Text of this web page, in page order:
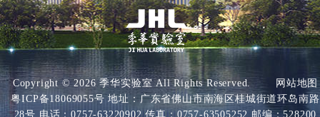
Copyright ©2026 季华实验室 All Rights Reserved.
网站地图
粤ICP备18069055号 地址：广东省佛山市南海区桂城街道环岛南路
28号 电话：0757-63220902 传真：0757-63505252 邮编：528200